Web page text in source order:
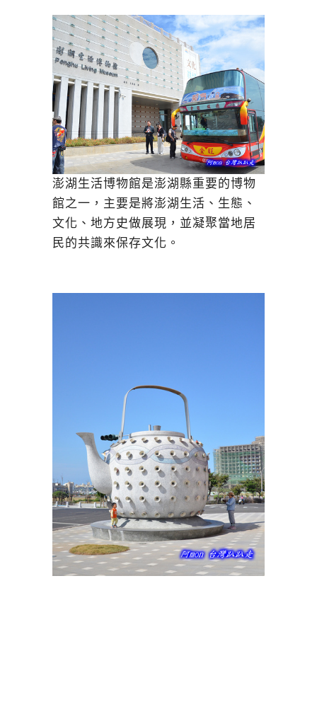
澎湖生活博物館是澎湖縣重要的博物
館之一，主要是將澎湖生活、生態、
文化、地方史做展現，並凝聚當地居
民的共識來保存文化。